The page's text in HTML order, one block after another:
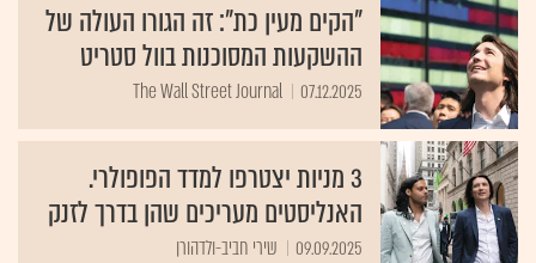
"הקים מעין כת": זה הגורו העולה של
ההשקעות המסוכנות בוול סטריט
07.12.2025
The Wall Street Journal
3 מניות יצטרפו למדד הפופולרי.
האנליסטים מעריכים שהן בדרך לזנק
09.09.2025 שירי חביב-ולדהורן